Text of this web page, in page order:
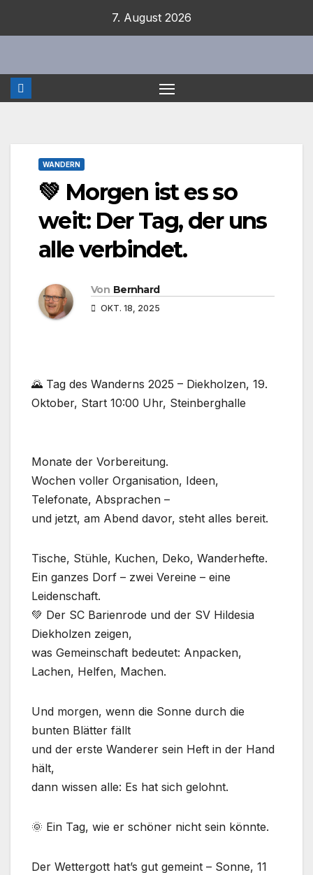
7. August 2026
WANDERN
💚 Morgen ist es so
weit: Der Tag, der uns
alle verbindet.
Von Bernhard
OKT. 18, 2025
🌄 Tag des Wanderns 2025 – Diekholzen, 19.
Oktober, Start 10:00 Uhr, Steinberghalle
Monate der Vorbereitung.
Wochen voller Organisation, Ideen,
Telefonate, Absprachen –
und jetzt, am Abend davor, steht alles bereit.
Tische, Stühle, Kuchen, Deko, Wanderhefte.
Ein ganzes Dorf – zwei Vereine – eine
Leidenschaft.
💚 Der SC Barienrode und der SV Hildesia
Diekholzen zeigen,
was Gemeinschaft bedeutet: Anpacken,
Lachen, Helfen, Machen.
Und morgen, wenn die Sonne durch die
bunten Blätter fällt
und der erste Wanderer sein Heft in der Hand
hält,
dann wissen alle: Es hat sich gelohnt.
🌞 Ein Tag, wie er schöner nicht sein könnte.
Der Wettergott hat’s gut gemeint – Sonne, 11